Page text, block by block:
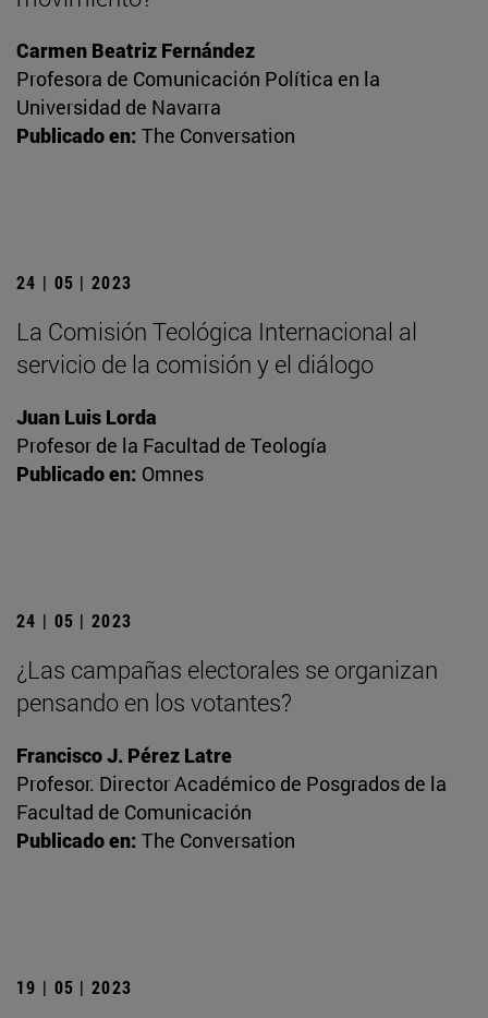
Carmen Beatriz Fernández
Profesora de Comunicación Política en la
Universidad de Navarra
Publicado en: The Conversation
24 | 05 | 2023
La Comisión Teológica Internacional al
servicio de la comisión y el diálogo
Juan Luis Lorda
Profesor de la Facultad de Teología
Publicado en: Omnes
24 | 05 | 2023
¿Las campañas electorales se organizan
pensando en los votantes?
Francisco J. Pérez Latre
Profesor. Director Académico de Posgrados de la
Facultad de Comunicación
Publicado en: The Conversation
19 | 05 | 2023